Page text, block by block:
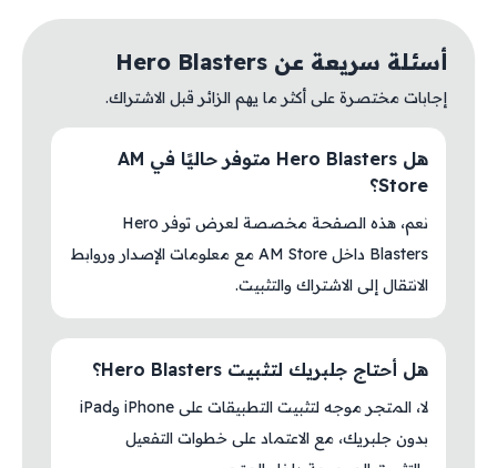
أسئلة سريعة عن Hero Blasters
إجابات مختصرة على أكثر ما يهم الزائر قبل الاشتراك.
هل Hero Blasters متوفر حاليًا في AM
Store؟
نعم، هذه الصفحة مخصصة لعرض توفر Hero
Blasters داخل AM Store مع معلومات الإصدار وروابط
الانتقال إلى الاشتراك والتثبيت.
هل أحتاج جلبريك لتثبيت Hero Blasters؟
لا، المتجر موجه لتثبيت التطبيقات على iPhone وiPad
بدون جلبريك، مع الاعتماد على خطوات التفعيل